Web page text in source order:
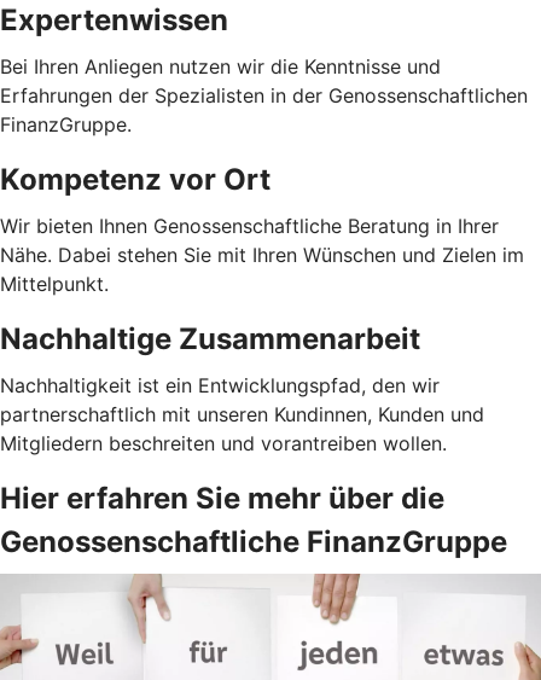
Expertenwissen
Bei Ihren Anliegen nutzen wir die Kenntnisse und
Erfahrungen der Spezialisten in der Genossenschaftlichen
FinanzGruppe.
Kompetenz vor Ort
Wir bieten Ihnen Genossenschaftliche Beratung in Ihrer
Nähe. Dabei stehen Sie mit Ihren Wünschen und Zielen im
Mittelpunkt.
Nachhaltige Zusammenarbeit
Nachhaltigkeit ist ein Entwicklungspfad, den wir
partnerschaftlich mit unseren Kundinnen, Kunden und
Mitgliedern beschreiten und vorantreiben wollen.
Hier erfahren Sie mehr über die
Genossenschaftliche FinanzGruppe